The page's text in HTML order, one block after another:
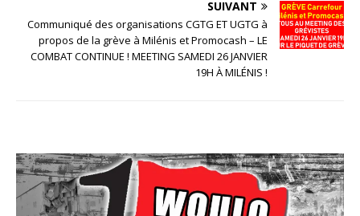
SUIVANT
Communiqué des organisations CGTG ET UGTG à
propos de la grève à Milénis et Promocash – LE
COMBAT CONTINUE ! MEETING SAMEDI 26 JANVIER
19H À MILÉNIS !